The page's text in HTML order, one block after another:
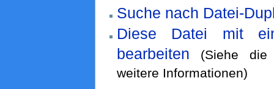
Suche nach Datei-
Diese Datei mit
bearbeiten
(Siehe
weitere Informationen)